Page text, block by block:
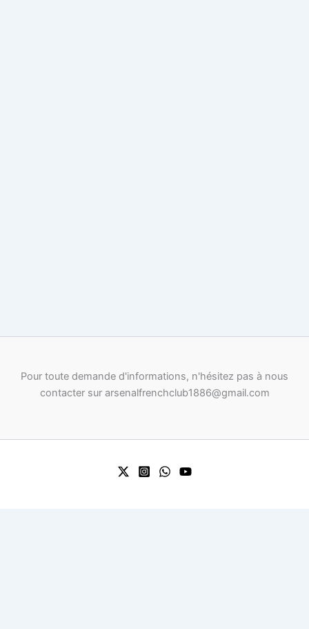
Pour toute demande d'informations, n'hésitez pas à nous
contacter sur arsenalfrenchclub1886@gmail.com